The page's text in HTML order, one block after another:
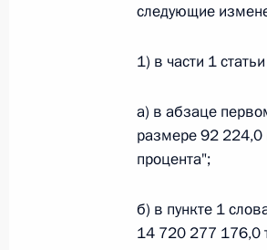
О внесении
26 июля 2026 года
О внесении
следующие
1) в части 1
а) в абзаце
размере 92 224,0
процента";
б) в пункте 1
14 720 277 176,0